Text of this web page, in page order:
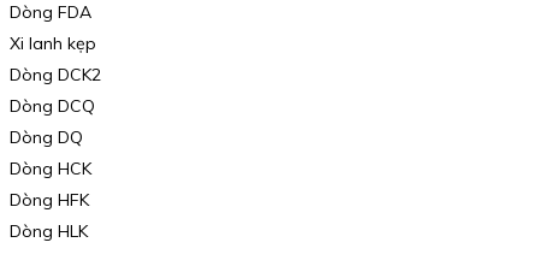
Dòng FDA
Xi lanh kẹp
Dòng DCK2
Dòng DCQ
Dòng DQ
Dòng HCK
Dòng HFK
Dòng HLK